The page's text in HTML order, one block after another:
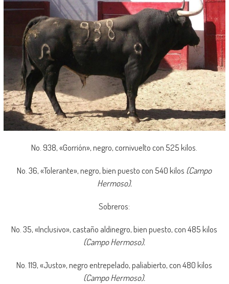
No. 938, «Gorrión», negro, cornivuelto con 525 kilos.
No. 36, «Tolerante», negro, bien puesto con 540 kilos (Campo
Hermoso).
Sobreros:
No. 35, «Inclusivo», castaño aldinegro, bien puesto, con 485 kilos
(Campo Hermoso).
No. 119, «Justo», negro entrepelado, paliabierto, con 480 kilos
(Campo Hermoso).